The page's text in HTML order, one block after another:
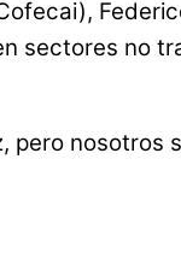
sectores no
pero nosotros